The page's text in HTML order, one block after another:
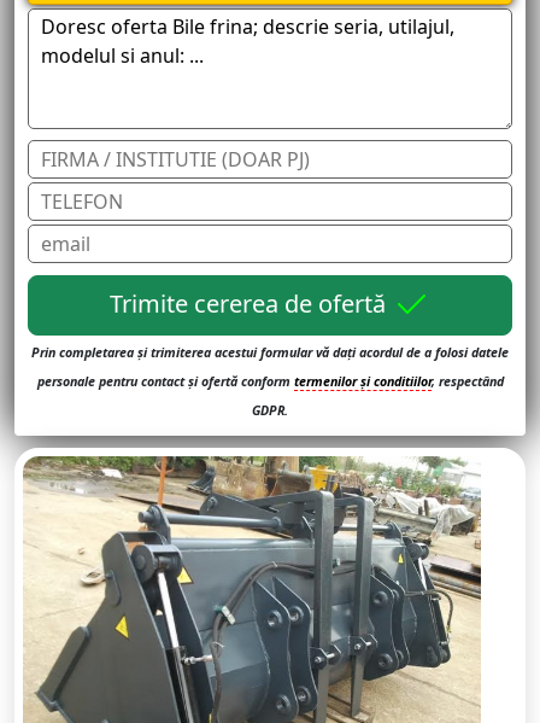
Trimite cererea de ofertă
Prin completarea și trimiterea acestui formular vă dați acordul de a folosi datele
personale pentru contact și ofertă conform termenilor și conditiilor, respectând
GDPR.